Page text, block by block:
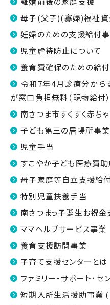
母子(父子)(寡婦)福祉
妊婦のための支援給付
児童虐待防止について
養育費確保のための給
令和7年4月診療分から
が窓口負担無料（現物給付
南さつま市すくすく赤ち
子ども第三の居場所事
児童手当
すこやか子ども医療費
母子家庭等自立支援給
特別児童扶養手当
南さつまっ子誕生お祝
ママヘルプサービス事業
養育支援訪問事業
子育て支援センターとは
ファミリー・サポート・セ
短期入所生活援助事業 (